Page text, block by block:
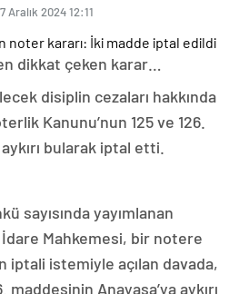
Aralık 2024 12:11
dikkat çeken karar…
disiplin cezaları hakkında
Kanunu’nun 125 ve 126.
bularak iptal etti.
sayısında yayımlanan
Mahkemesi, bir notere
iptali istemiyle açılan davada,
Anayasa’ya aykırı